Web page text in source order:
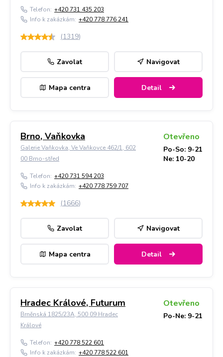
Telefon: +420 731 435 203
Info k zakázkám: +420 778 776 241
(1319)
Zavolat Navigovat
Mapa centra Detail
Brno, Vaňkovka
Galerie Vaňkovka, Ve Vaňkovce 462/1, 602
00 Brno-střed
Otevřeno
Po-So: 9-21
Ne: 10-20
Telefon: +420 731 594 203
Info k zakázkám: +420 778 759 707
(1666)
Zavolat Navigovat
Mapa centra Detail
Hradec Králové, Futurum
Brněnská 1825/23A, 500 09 Hradec
Králové
Otevřeno
Po-Ne: 9-21
Telefon: +420 778 522 601
Info k zakázkám: +420 778 522 601